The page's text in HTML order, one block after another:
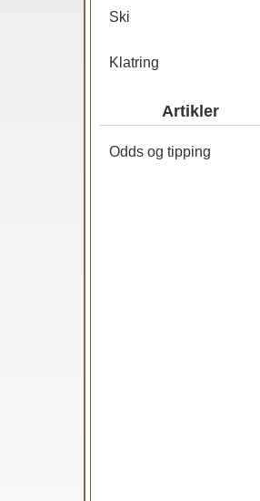
Ski
Klatring
Artikler
Odds og tipping